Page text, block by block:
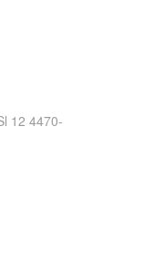
12 4470-